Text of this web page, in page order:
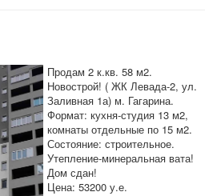
Продам 2 к.кв. 58 м2.
Новострой! ( ЖК Левада-2, ул.
Заливная 1а) м. Гагарина.
Формат: кухня-студия 13 м2,
комнаты отдельные по 15 м2.
Состояние: строительное.
Утепление-минеральная вата!
Дом сдан!
Цена: 53200 у.е.